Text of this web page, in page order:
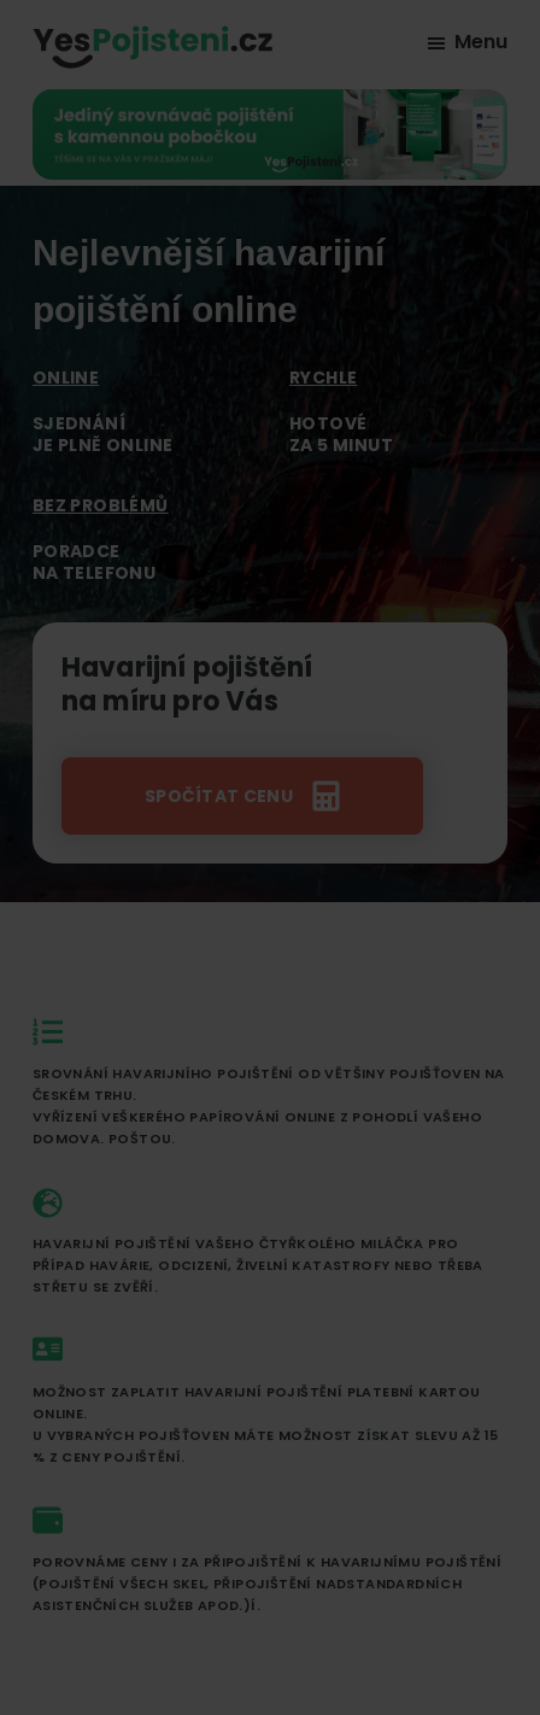
primary
navigation
main
content
footerYesPojisteni.cz
Online
srovnávač
všech
druhů
od
hlavních
pojišťoven
na
Vyberte
pojištění
online.
Menu
Nejlevnější havarijní
pojištění online
ONLINE
SJEDNÁNÍ
JE PLNĚ ONLINE
RYCHLE
HOTOVÉ
ZA 5 MINUT
BEZ PROBLÉMŮ
PORADCE
NA TELEFONU
Havarijní pojištění
na míru pro Vás
SPOČÍTAT CENU
SROVNÁNÍ HAVARIJNÍHO POJIŠTĚNÍ OD VĚTŠINY POJIŠŤOVEN NA
ČESKÉM TRHU.
VYŘÍZENÍ VEŠKERÉHO PAPÍROVÁNÍ ONLINE Z POHODLÍ VAŠEHO
DOMOVA. POŠTOU.
HAVARIJNÍ POJIŠTĚNÍ VAŠEHO ČTYŘKOLÉHO MILÁČKA PRO
PŘÍPAD HAVÁRIE, ODCIZENÍ, ŽIVELNÍ KATASTROFY NEBO TŘEBA
STŘETU SE ZVĚŘÍ.
MOŽNOST ZAPLATIT HAVARIJNÍ POJIŠTĚNÍ PLATEBNÍ KARTOU
ONLINE.
U VYBRANÝCH POJIŠŤOVEN MÁTE MOŽNOST ZÍSKAT SLEVU AŽ 15
% Z CENY POJIŠTĚNÍ.
POROVNÁME CENY I ZA PŘIPOJIŠTĚNÍ K HAVARIJNÍMU POJIŠTĚNÍ
(POJIŠTĚNÍ VŠECH SKEL, PŘIPOJIŠTĚNÍ NADSTANDARDNÍCH
ASISTENČNÍCH SLUŽEB APOD.)Í.